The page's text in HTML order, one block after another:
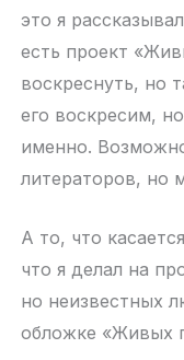
это я
есть проект
воскреснуть, но
его воскресим,
именно.
литераторов, но
А то, что
что я делал на
но неизвестных
обложке «Живых